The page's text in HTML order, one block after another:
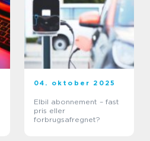
04. oktober 2025
Elbil abonnement – fast
pris eller
forbrugsafregnet?